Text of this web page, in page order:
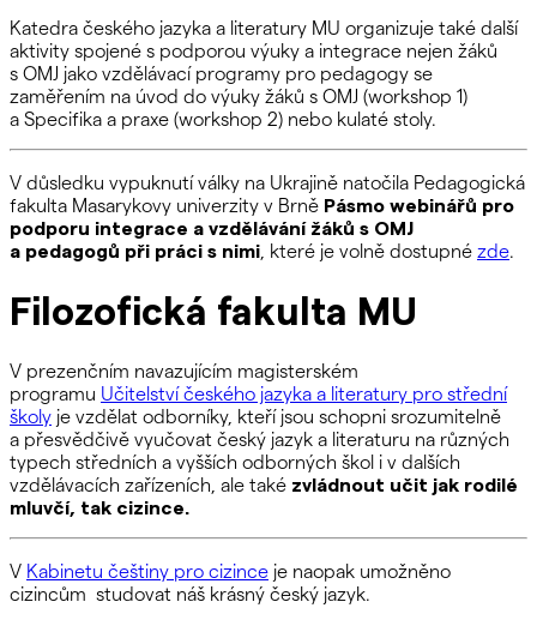
Katedra českého jazyka a literatury MU organizuje také další
aktivity spojené s podporou výuky a integrace nejen žáků
s OMJ jako vzdělávací programy pro pedagogy se
zaměřením na úvod do výuky žáků s OMJ (workshop 1)
a Specifika a praxe (workshop 2) nebo kulaté stoly.
V důsledku vypuknutí války na Ukrajině natočila Pedagogická
fakulta Masarykovy univerzity v Brně Pásmo webinářů pro
podporu integrace a vzdělávání žáků s OMJ
a pedagogů při práci s nimi , které je volně dostupné zde
Filozofická fakulta MU
V prezenčním navazujícím magisterském
programu Učitelství českého jazyka a literatury pro střední
školy je vzdělat odborníky, kteří jsou schopni srozumitelně
a přesvědčivě vyučovat český jazyk a literaturu na různých
typech středních a vyšších odborných škol i v dalších
vzdělávacích zařízeních, ale také zvládnout učit jak rodilé
mluvčí, tak cizince.
V Kabinetu češtiny pro cizince je naopak umožněno
cizincům studovat náš krásný český jazyk.